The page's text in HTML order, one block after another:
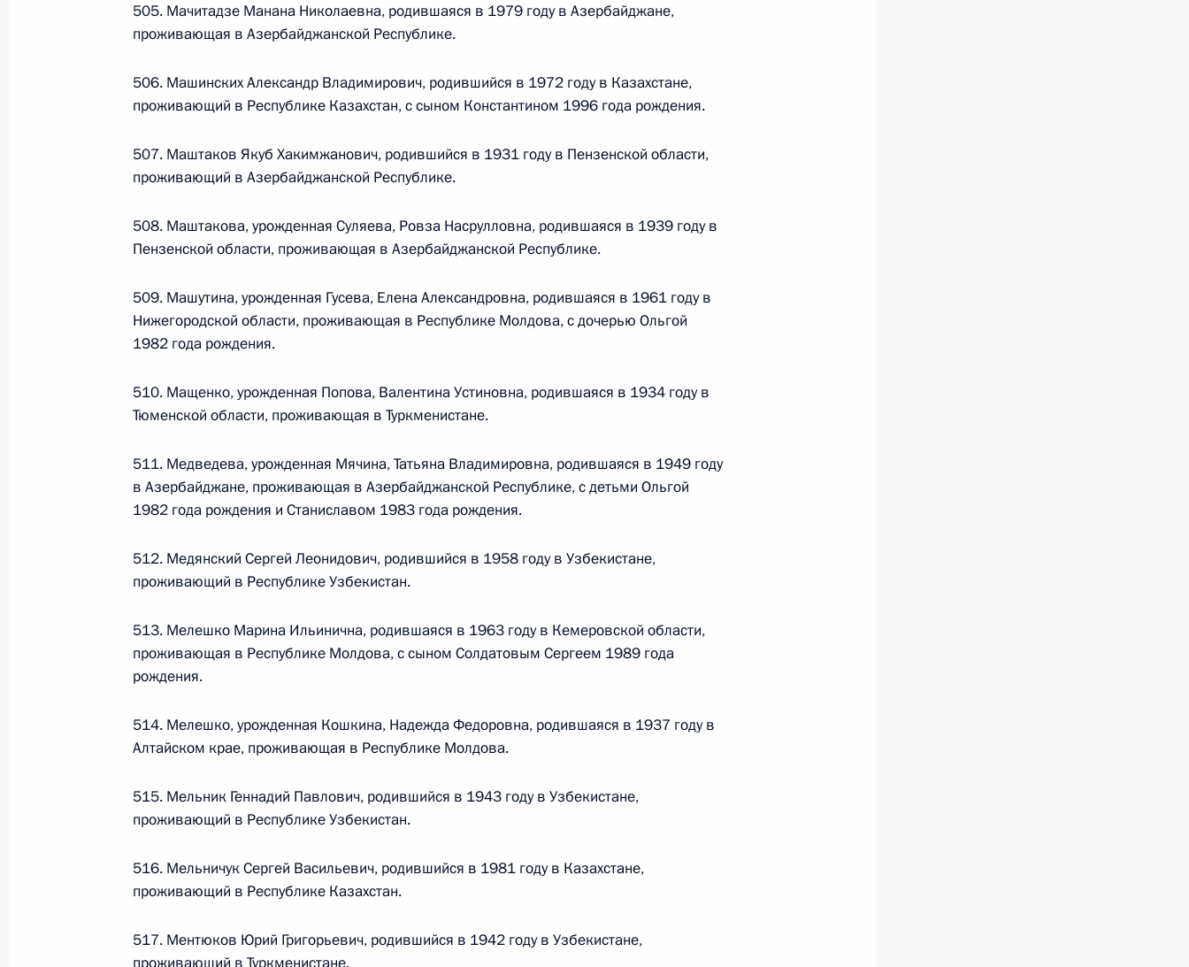
О внесении изменения в статью 10 Федерального закона «Об автономных учреждениях»
О ратификации Соглашения между Правительством Российской Федерации и Кабинетом
Министров Киргизской Республики о правовом статусе представительств компетентных органов
26 июля 2026 года
Федеральный закон от 26.07.2026 г. № 252-ФЗ
О внесении изменений в Кодекс внутреннего водного транспорта Российской Федерации и статью 1
26 июля 2026 года
Федеральный закон от 26.07.2026 г. № 250-ФЗ
О внесении изменений в Кодекс Российской Федерации об административных правонарушениях
О внесении изменения в статью 6 Закона Российской Федерации «О защите прав потребителей»
26 июля 2026 года
Федеральный закон от 26.07.2026 г. № 247-ФЗ
правонарушениях
26 июля 2026 года
О ратификации Соглашения между Правительством Российской Федерации и Правительством
Республики Беларусь о сотрудничестве в сфере деятельности с драгоценными металлами,
505. Мачитадзе Манана Николаевна, родившаяся в 1979 году в Азербайджане,
проживающая в Азербайджанской Республике.
506. Машинских Александр Владимирович, родившийся в 1972 году в Казахстане,
проживающий в Республике Казахстан, с сыном Константином 1996 года рождения.
507. Маштаков Якуб Хакимжанович, родившийся в 1931 году в Пензенской области,
проживающий в Азербайджанской Республике.
508. Маштакова, урожденная Суляева, Ровза Насрулловна, родившаяся в 1939 году в
Пензенской области, проживающая в Азербайджанской Республике.
509. Машутина, урожденная Гусева, Елена Александровна, родившаяся в 1961 году в
Нижегородской области, проживающая в Республике Молдова, с дочерью Ольгой
1982 года рождения.
510. Мащенко, урожденная Попова, Валентина Устиновна, родившаяся в 1934 году в
Тюменской области, проживающая в Туркменистане.
511. Медведева, урожденная Мячина, Татьяна Владимировна, родившаяся в 1949 году
в Азербайджане, проживающая в Азербайджанской Республике, с детьми Ольгой
1982 года рождения и Станиславом 1983 года рождения.
512. Медянский Сергей Леонидович, родившийся в 1958 году в Узбекистане,
проживающий в Республике Узбекистан.
513. Мелешко Марина Ильинична, родившаяся в 1963 году в Кемеровской области,
проживающая в Республике Молдова, с сыном Солдатовым Сергеем 1989 года
рождения.
514. Мелешко, урожденная Кошкина, Надежда Федоровна, родившаяся в 1937 году в
Алтайском крае, проживающая в Республике Молдова.
515. Мельник Геннадий Павлович, родившийся в 1943 году в Узбекистане,
проживающий в Республике Узбекистан.
516. Мельничук Сергей Васильевич, родившийся в 1981 году в Казахстане,
проживающий в Республике Казахстан.
517. Ментюков Юрий Григорьевич, родившийся в 1942 году в Узбекистане,